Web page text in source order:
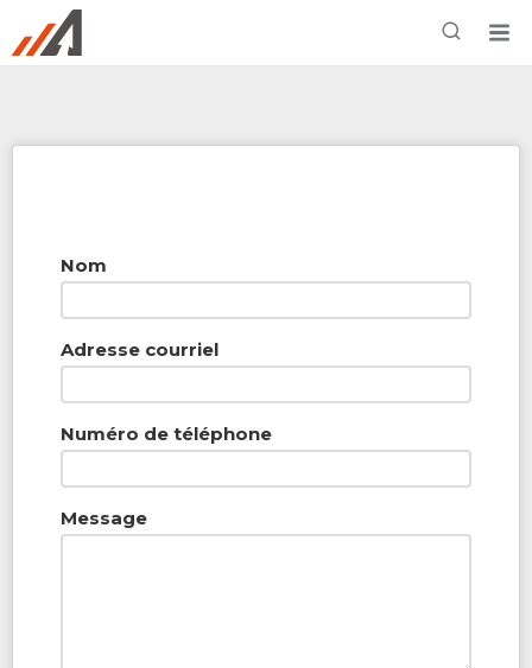
Rechercher à proximité - Entreprise / Rabais /
Services
Nom
Adresse courriel
Numéro de téléphone
Message